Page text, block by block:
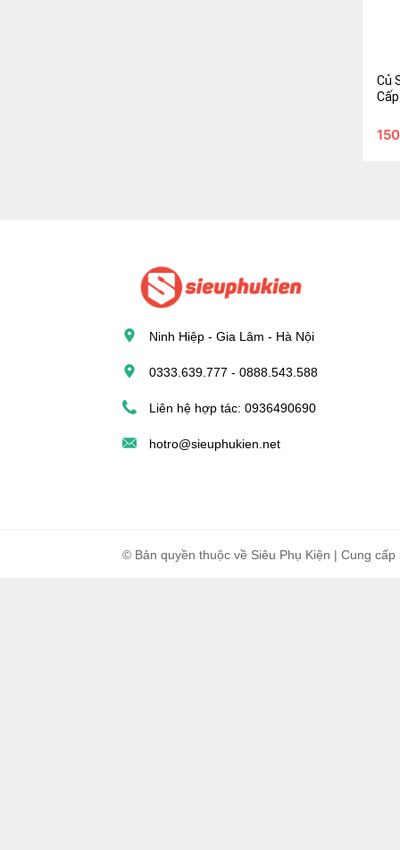
Củ
(A1)
Ninh Hiệp - Gia Lâm - Hà Nội
0333.639.777 - 0888.543.588
Liên hệ hợp tác: 0936490690
hotro@sieuphukien.net
© Bản quyền thuộc về Siêu Phụ Kiện | Cung cấp